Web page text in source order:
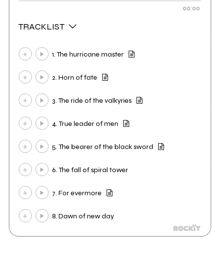
00:00
TRACKLIST
1. The hurricane master
2. Horn of fate
3. The ride of the valkyries
4. True leader of men
5. The bearer of the black sword
6. The fall of spiral tower
7. For evermore
8. Dawn of new day